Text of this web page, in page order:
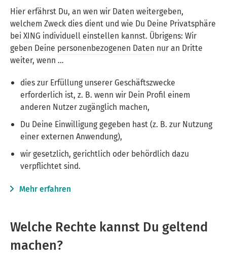
Hier erfährst Du, an wen wir Daten weitergeben,
welchem Zweck dies dient und wie Du Deine Privatsphäre
beiXING individuell einstellen kannst. Übrigens: Wir
geben Deine personenbezogenen Daten nur an Dritte
weiter, wenn …
dies zur Erfüllung unserer Geschäftszwecke
erforderlich ist, z. B. wenn wir Dein Profil einem
anderen Nutzer zugänglich machen,
Du Deine Einwilligung gegeben hast (z. B. zur Nutzung
einer externen Anwendung),
wir gesetzlich, gerichtlich oder behördlich dazu
verpflichtet sind.
Mehr erfahren
Welche Rechte kannst Du geltend
machen?